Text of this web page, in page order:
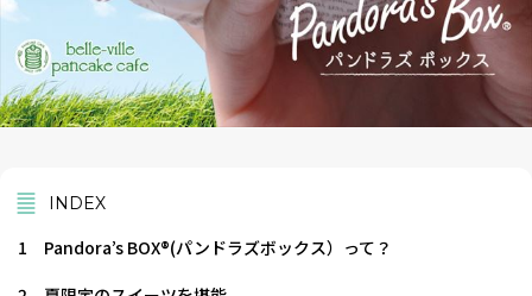
INDEX
1
Pandora’s BOX®(パンドラズボックス）って？